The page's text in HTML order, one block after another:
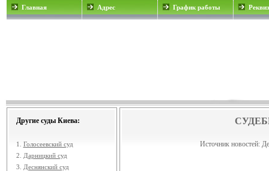
Главная Адрес График работы
Другие суды Киева:
1. Голосеевский суд
2.
Дарницкий суд
3.
Деснянский суд
Источник новостей: